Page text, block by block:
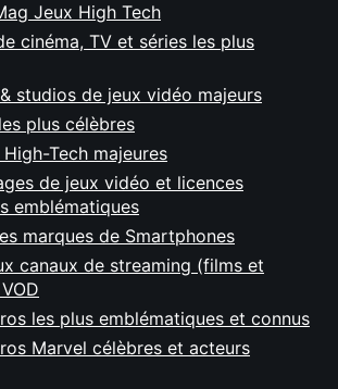
Jeux High Tech
cinéma, TV et séries les plus
studios de jeux vidéo majeurs
plus célèbres
Tech majeures
de jeux vidéo et licences
emblématiques
marques de Smartphones
canaux de streaming (films et
les plus emblématiques et connus
Marvel célèbres et acteurs